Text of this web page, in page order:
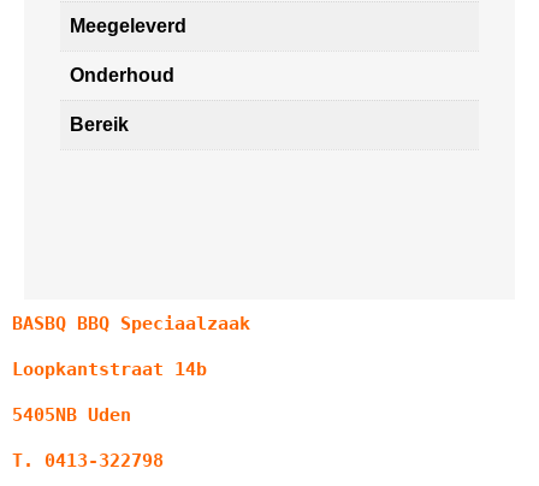
Meegeleverd
Onderhoud
Bereik
BASBQ BBQ Speciaalzaak
Loopkantstraat 14b
5405NB Uden
T. 0413-322798